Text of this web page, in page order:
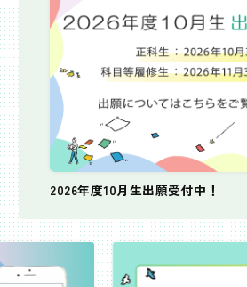
2026年度10月生出願受付中！